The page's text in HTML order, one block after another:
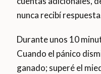
nunca recibí
Durante unos 10
Cuando el pánico
ganado; superé el